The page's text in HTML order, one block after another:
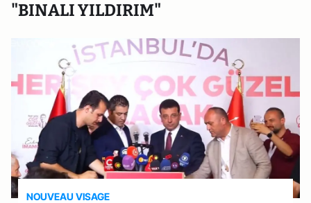
"BINALI YILDIRIM"
NOUVEAU VISAGE